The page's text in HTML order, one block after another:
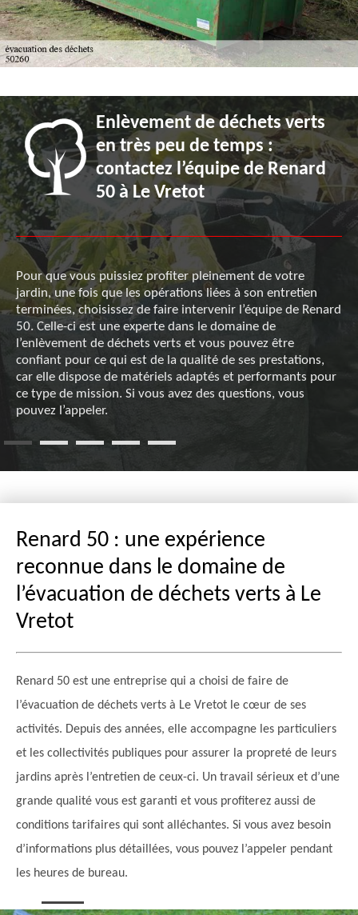
Enlèvement de déchets verts
en très peu de temps :
contactez l’équipe de Renard
50 à Le Vretot
Pour que vous puissiez profiter pleinement de votre
jardin, une fois que les opérations liées à son entretien
terminées, choisissez de faire intervenir l’équipe de Renard
50. Celle-ci est une experte dans le domaine de
l’enlèvement de déchets verts et vous pouvez être
confiant pour ce qui est de la qualité de ses prestations,
car elle dispose de matériels adaptés et performants pour
ce type de mission. Si vous avez des questions, vous
pouvez l’appeler.
Renard 50 : une expérience
reconnue dans le domaine de
l’évacuation de déchets verts à Le
Vretot
Renard 50 est une entreprise qui a choisi de faire de
l’évacuation de déchets verts à Le Vretot le cœur de ses
activités. Depuis des années, elle accompagne les particuliers
et les collectivités publiques pour assurer la propreté de leurs
jardins après l’entretien de ceux-ci. Un travail sérieux et d’une
grande qualité vous est garanti et vous profiterez aussi de
conditions tarifaires qui sont alléchantes. Si vous avez besoin
d’informations plus détaillées, vous pouvez l’appeler pendant
les heures de bureau.